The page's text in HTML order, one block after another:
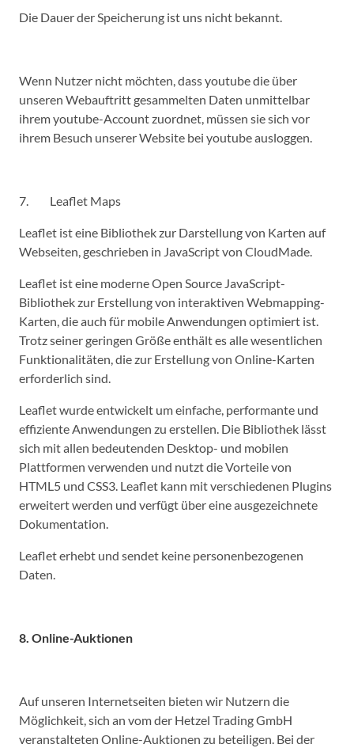
Die Dauer der Speicherung ist uns nicht bekannt.
Wenn Nutzer nicht möchten, dass youtube die über
unseren Webauftritt gesammelten Daten unmittelbar
ihrem youtube-Account zuordnet, müssen sie sich vor
ihrem Besuch unserer Website bei youtube ausloggen.
7. Leaflet Maps
Leaflet ist eine Bibliothek zur Darstellung von Karten auf
Webseiten, geschrieben in JavaScript von CloudMade.
Leaflet ist eine moderne Open Source JavaScript-
Bibliothek zur Erstellung von interaktiven Webmapping-
Karten, die auch für mobile Anwendungen optimiert ist.
Trotz seiner geringen Größe enthält es alle wesentlichen
Funktionalitäten, die zur Erstellung von Online-Karten
erforderlich sind.
Leaflet wurde entwickelt um einfache, performante und
effiziente Anwendungen zu erstellen. Die Bibliothek lässt
sich mit allen bedeutenden Desktop- und mobilen
Plattformen verwenden und nutzt die Vorteile von
HTML5 und CSS3. Leaflet kann mit verschiedenen Plugins
erweitert werden und verfügt über eine ausgezeichnete
Dokumentation.
Leaflet erhebt und sendet keine personenbezogenen
Daten.
8. Online-Auktionen
Auf unseren Internetseiten bieten wir Nutzern die
Möglichkeit, sich an vom der Hetzel Trading GmbH
veranstalteten Online-Auktionen zu beteiligen. Bei der